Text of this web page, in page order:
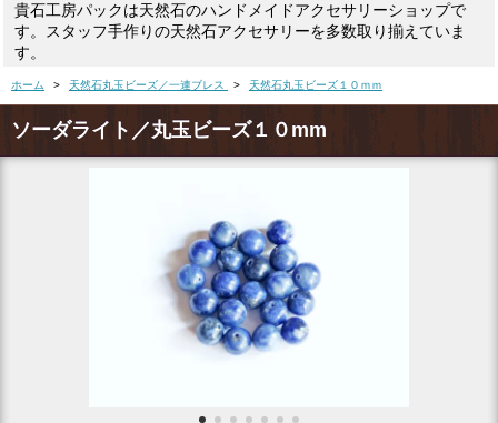
貴石工房パックは天然石のハンドメイドアクセサリーショップで
す。スタッフ手作りの天然石アクセサリーを多数取り揃えていま
す。
ホーム > 天然石丸玉ビーズ／一連ブレス > 天然石丸玉ビーズ１０ｍｍ
ソーダライト／丸玉ビーズ１０mm